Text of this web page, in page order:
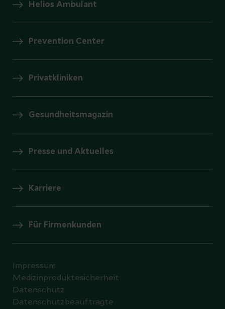
Helios Ambulant
Prevention Center
Privatkliniken
Gesundheitsmagazin
Presse und Aktuelles
Karriere
Für Firmenkunden
Impressum
Medizinproduktesicherheit
Datenschutz
Datenschutzbeauftragte